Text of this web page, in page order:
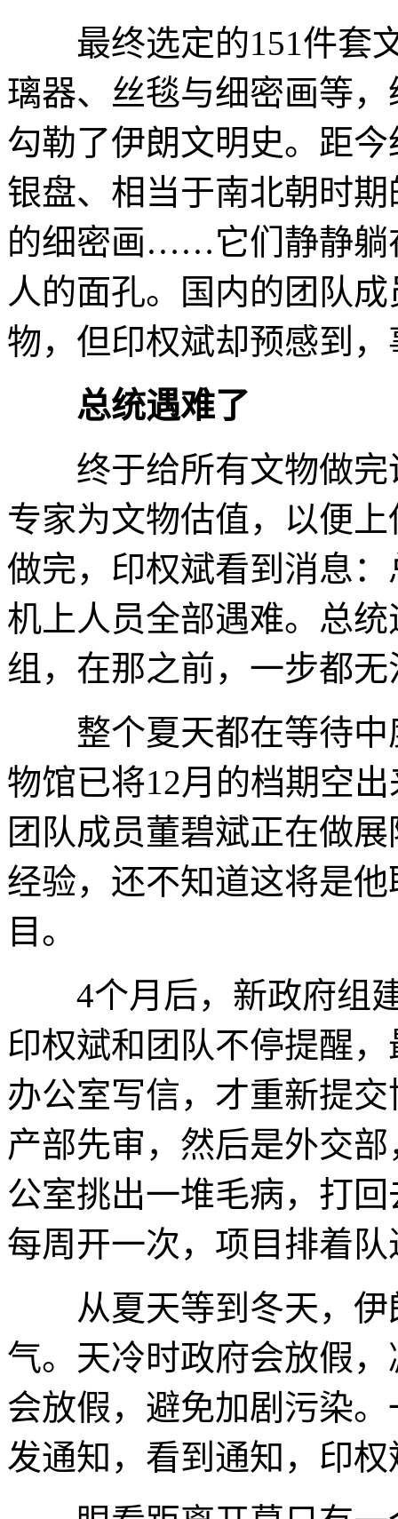
最终选定的151件套文
璃器、丝毯与细密画等
勾勒了伊朗文明史。距
银盘、相当于南北朝时
的细密画……它们静静躺
人的面孔。国内的团队
物，但印权斌却预感到
总统遇难了
终于给所有文物做完
专家为文物估值，以便
做完，印权斌看到消息
机上人员全部遇难。总
组，在那之前，一步都
整个夏天都在等待中
物馆已将12月的档期空
团队成员董碧斌正在做
经验，还不知道这将是
目。
4个月后，新政府组建
印权斌和团队不停提醒
办公室写信，才重新提
产部先审，然后是外交
公室挑出一堆毛病，打
每周开一次，项目排着
从夏天等到冬天，伊
气。天冷时政府会放假
会放假，避免加剧污染
发通知，看到通知，印